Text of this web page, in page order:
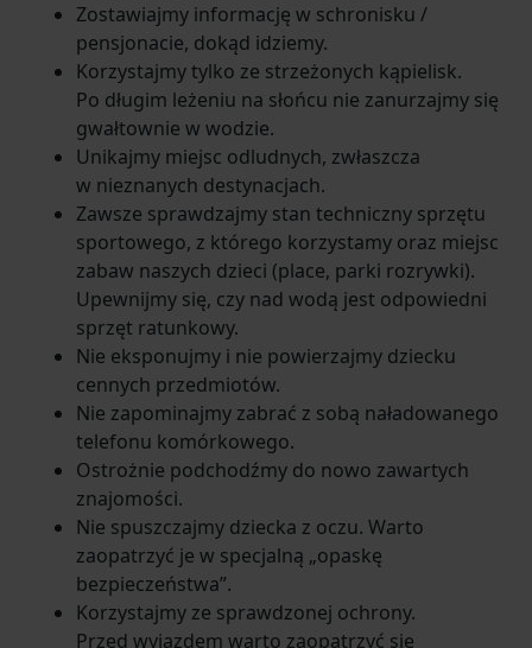
Zostawiajmy informację w schronisku /
pensjonacie, dokąd idziemy.
Korzystajmy tylko ze strzeżonych kąpielisk.
Po długim leżeniu na słońcu nie zanurzajmy się
gwałtownie w wodzie.
Unikajmy miejsc odludnych, zwłaszcza
w nieznanych destynacjach.
Zawsze sprawdzajmy stan techniczny sprzętu
sportowego, z którego korzystamy oraz miejsc
zabaw naszych dzieci (place, parki rozrywki).
Upewnijmy się, czy nad wodą jest odpowiedni
sprzęt ratunkowy.
Nie eksponujmy i nie powierzajmy dziecku
cennych przedmiotów.
Nie zapominajmy zabrać z sobą naładowanego
telefonu komórkowego.
Ostrożnie podchodźmy do nowo zawartych
znajomości.
Nie spuszczajmy dziecka z oczu. Warto
zaopatrzyć je w specjalną „opaskę
bezpieczeństwa”.
Korzystajmy ze sprawdzonej ochrony.
Przed wyjazdem warto zaopatrzyć się